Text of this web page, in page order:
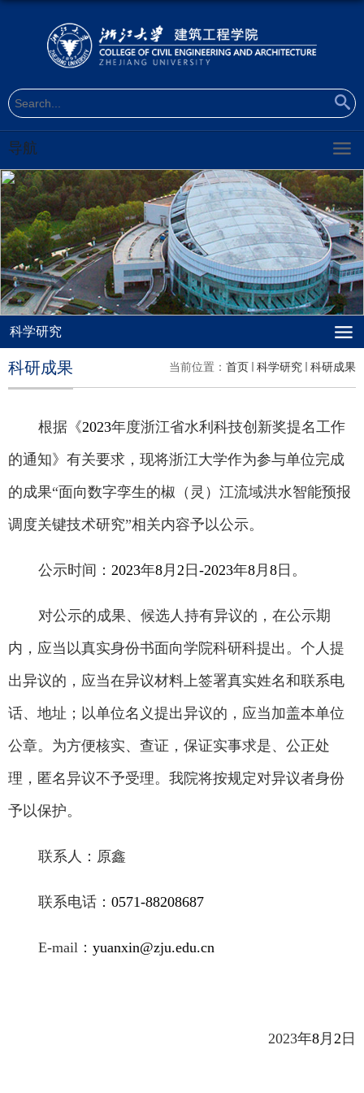
导航
科学研究
当前位置： 首页 科学研究 科研成果
科研成果
根据《2023年度浙江省水利科技创新奖提名工作
的通知》有关要求，现将浙江大学作为参与单位完成
的成果“面向数字孪生的椒（灵）江流域洪水智能预报
调度关键技术研究”相关内容予以公示。
公示时间： 2023年8月 2 日 -2023年8月 8 日。
对公示的成果、候选人持有异议的，在公示期
内，应当以真实身份书面向学院科研科提出。个人提
出异议的，应当在异议材料上签署真实姓名和联系电
话、地址；以单位名义提出异议的，应当加盖本单位
公章。为方便核实、查证，保证实事求是、公正处
理，匿名异议不予受理。我院将按规定对异议者身份
予以保护。
联系人：原鑫
联系电话： 0571-88208687
E-mail ： yuanxin@zju.edu.cn
2023年8月 2 日